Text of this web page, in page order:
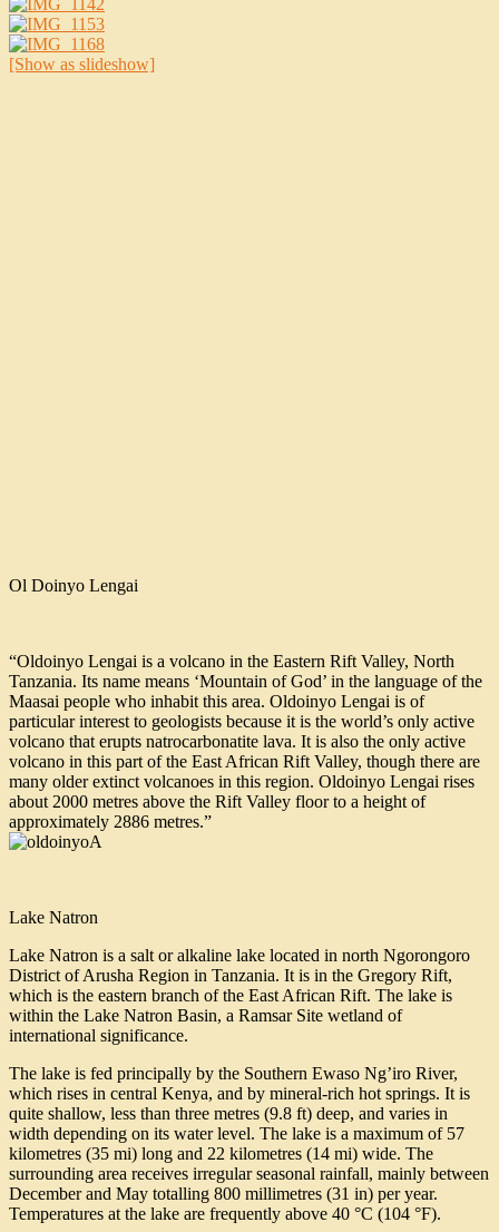
[Show as slideshow]
Ol Doinyo Lengai
“Oldoinyo Lengai is a volcano in the Eastern Rift Valley, North
Tanzania. Its name means ‘Mountain of God’ in the language of the
Maasai people who inhabit this area. Oldoinyo Lengai is of
particular interest to geologists because it is the world’s only active
volcano that erupts natrocarbonatite lava. It is also the only active
volcano in this part of the East African Rift Valley, though there are
many older extinct volcanoes in this region. Oldoinyo Lengai rises
about 2000 metres above the Rift Valley floor to a height of
approximately 2886 metres.”
Lake Natron
Lake Natron is a salt or alkaline lake located in north Ngorongoro
District of Arusha Region in Tanzania. It is in the Gregory Rift,
which is the eastern branch of the East African Rift. The lake is
within the Lake Natron Basin, a Ramsar Site wetland of
international significance.
The lake is fed principally by the Southern Ewaso Ng’iro River,
which rises in central Kenya, and by mineral-rich hot springs. It is
quite shallow, less than three metres (9.8 ft) deep, and varies in
width depending on its water level. The lake is a maximum of 57
kilometres (35 mi) long and 22 kilometres (14 mi) wide. The
surrounding area receives irregular seasonal rainfall, mainly between
December and May totalling 800 millimetres (31 in) per year.
Temperatures at the lake are frequently above 40 °C (104 °F).